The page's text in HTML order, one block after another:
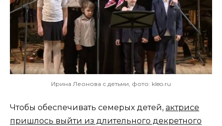
Ирина Леонова с детьми, фото: kleo.ru
Чтобы обеспечивать семерых детей, актрисе
пришлось выйти из длительного декретного